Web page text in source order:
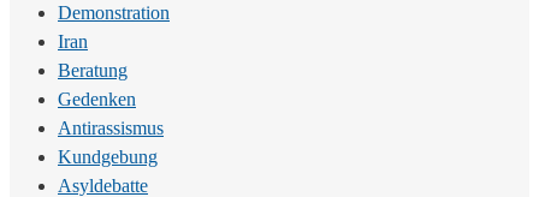
Demonstration
Iran
Beratung
Gedenken
Antirassismus
Kundgebung
Asyldebatte